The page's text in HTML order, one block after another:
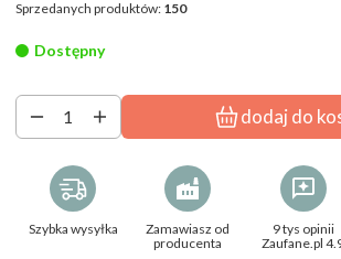
Sprzedanych produktów: 150
Dostępny
dodaj do
Szybka wysyłka
Zamawiasz od
producenta
9 tys opinii
Zaufane.pl